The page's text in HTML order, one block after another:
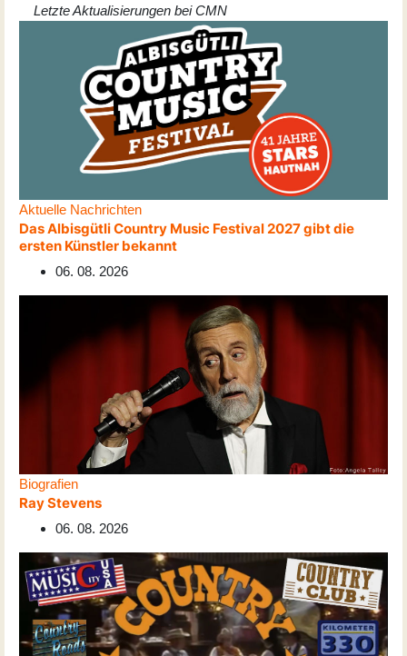
Letzte Aktualisierungen bei CMN
Aktuelle Nachrichten
Das Albisgütli Country Music Festival 2027 gibt die
ersten Künstler bekannt
06. 08. 2026
Biografien
Ray Stevens
06. 08. 2026